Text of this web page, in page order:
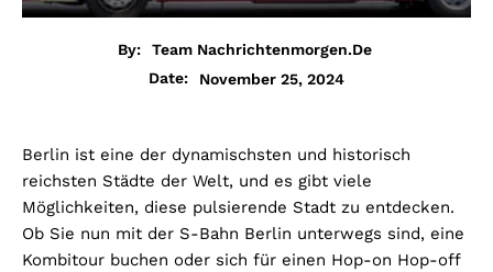
By:
Team Nachrichtenmorgen.de
Date:
November 25, 2024
Berlin ist eine der dynamischsten und historisch
reichsten Städte der Welt, und es gibt viele
Möglichkeiten, diese pulsierende Stadt zu entdecken.
Ob Sie nun mit der S-Bahn Berlin unterwegs sind, eine
Kombitour buchen oder sich für einen Hop-on Hop-off